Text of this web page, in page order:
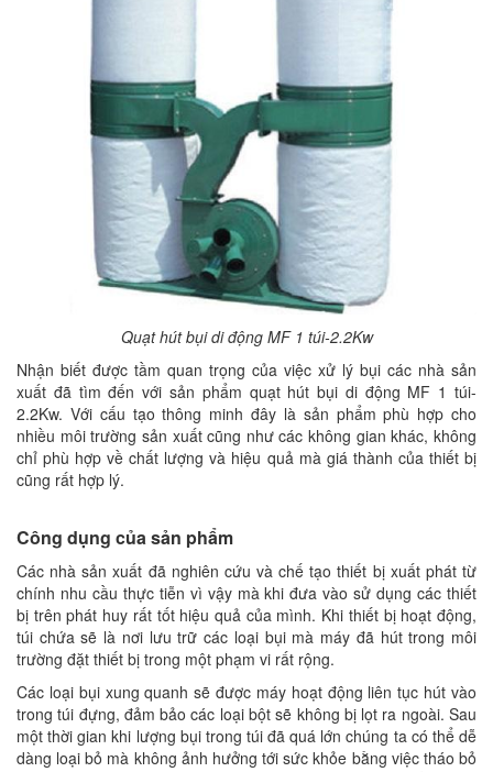
Quạt hút bụi di động MF 1 túi-2.2Kw
Nhận biết được tầm quan trọng của việc xử lý bụi các nhà sản
xuất đã tìm đến với sản phẩm quạt hút bụi di động MF 1 túi-
2.2Kw. Với cấu tạo thông minh đây là sản phẩm phù hợp cho
nhiều môi trường sản xuất cũng như các không gian khác, không
chỉ phù hợp về chất lượng và hiệu quả mà giá thành của thiết bị
cũng rất hợp lý.
Công dụng của sản phẩm
Các nhà sản xuất đã nghiên cứu và chế tạo thiết bị xuất phát từ
chính nhu cầu thực tiễn vì vậy mà khi đưa vào sử dụng các thiết
bị trên phát huy rất tốt hiệu quả của mình. Khi thiết bị hoạt động,
túi chứa sẽ là nơi lưu trữ các loại bụi mà máy đã hút trong môi
trường đặt thiết bị trong một phạm vi rất rộng.
Các loại bụi xung quanh sẽ được máy hoạt động liên tục hút vào
trong túi đựng, đảm bảo các loại bột sẽ không bị lọt ra ngoài. Sau
một thời gian khi lượng bụi trong túi đã quá lớn chúng ta có thể dễ
dàng loại bỏ mà không ảnh hưởng tới sức khỏe bằng việc tháo bỏ